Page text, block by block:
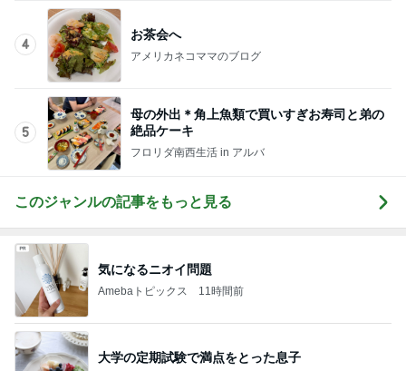
4
お茶会へ
アメリカネコママのブログ
5
母の外出＊角上魚類で買いすぎお寿司と弟の
絶品ケーキ
フロリダ南西生活 in アルバ
このジャンルの記事をもっと見る
気になるニオイ問題
Amebaトピックス 11時間前
大学の定期試験で満点をとった息子